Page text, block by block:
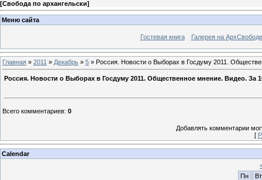
[Свобода по архангельски]
Меню сайта
Гостевая книга Галерея на АрхСвободе
Главная » 2011 » Декабрь » 5 » Россия. Новости о Выборах в Госдуму 2011.
Россия. Новости о Выборах в Госдуму 2011. Общественное мнение. Видео.
Всего комментариев: 0
Добавлять комментарии
[
Calendar
Пн
Вт